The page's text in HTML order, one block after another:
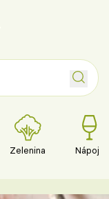
Zelenina Nápoje